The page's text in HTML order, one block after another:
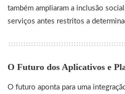
também ampliaram a inclusão
serviços antes restritos a
O Futuro dos Aplicativos e
O futuro aponta para uma